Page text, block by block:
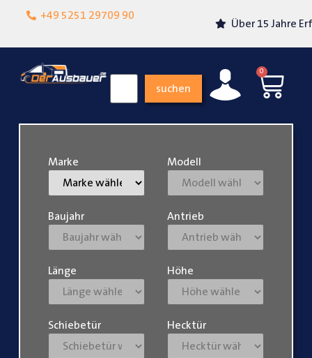
+49 5251 29709 90
Lokalgeschäft in
Über 15 Jahre Erfahrung
suchen
0
Marke Modell
Baujahr Antrieb
Länge Höhe
Schiebetür Hecktür